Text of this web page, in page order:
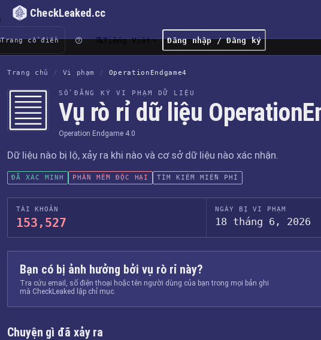
CheckLeaked.cc
Trang cổ điển Tiếng Việt Đăng nhập / Đăng ký
Trang chủ / Vi phạm / OperationEndgame4
SỔ ĐĂNG KÝ VI PHẠM DỮ LIỆU
Vụ rò rỉ dữ liệu
Operation Endgame 4.0
Dữ liệu nào bị lộ, xảy ra khi nào và cơ sở dữ liệu nào xác nhận.
ĐÃ XÁC MINH PHẦN MỀM ĐỘC HẠI TÌM KIẾM MIỄN PHÍ
TÀI KHOẢN
153,527
NGÀY BỊ VI PHẠM
18 tháng 6, 2026
Bạn có bị ảnh hưởng bởi vụ rò rỉ này?
Tra cứu email, số điện thoại hoặc tên người dùng của bạn trong mọi bản ghi
mà CheckLeaked lập chỉ mục.
Chuyện gì đã xảy ra